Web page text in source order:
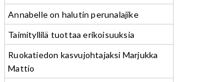
Annabelle on halutin perunalajike
Taimityllilä tuottaa erikoisuuksia
Ruokatiedon kasvujohtajaksi Marjukka
Mattio